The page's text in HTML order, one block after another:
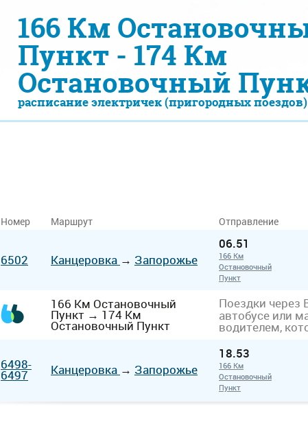
166 Км
Пункт - 174 Км
Остановочный
расписание электричек (пригородных поездов)
Номер Маршрут Отправление
6502 Канцеровка → Запорожье
06.51
166 Км
Остановочный
Пункт
166 Км Остановочный
Пункт → 174 Км
Остановочный Пункт
Поездки через
автобусе или
водителем,
6498-
6497 Канцеровка → Запорожье
18.53
166 Км
Остановочный
Пункт